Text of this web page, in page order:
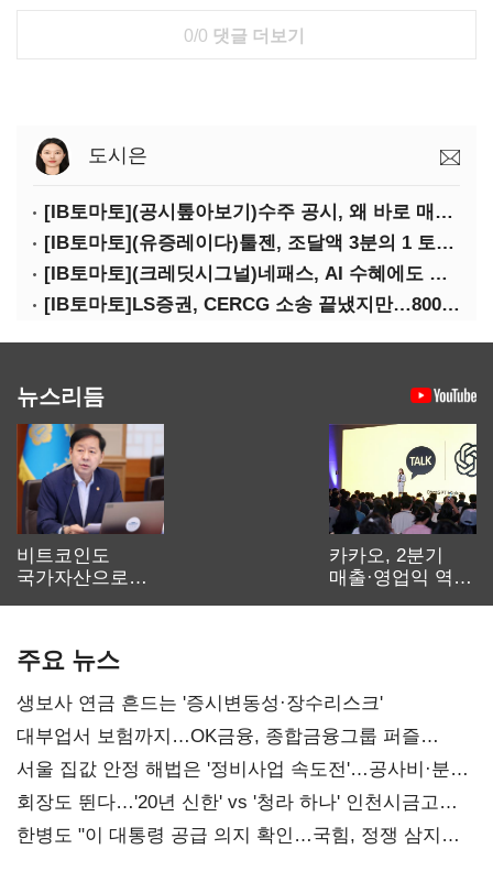
0/0 댓글 더보기
도시은
[IB토마토](공시톺아보기)수주 공시, 왜 바로 매출로 잡히지 않을까
[IB토마토](유증레이다)툴젠, 조달액 3분의 1 토막…특허소송 비용부터 챙긴다
[IB토마토](크레딧시그널)네패스, AI 수혜에도 레버리지 부담 여전
[IB토마토]LS증권, CERCG 소송 끝냈지만…800억 PF 소송은 미충당
뉴스리듬
비트코인도
국가자산으로…'
카카오, 2분기
매출·영업익 역대
주요 뉴스
생보사 연금 흔드는 '증시변동성·장수리스크'
대부업서 보험까지…OK금융, 종합금융그룹 퍼즐
맞춘다
서울 집값 안정 해법은 '정비사업 속도전'…공사비·분쟁
해소도 과제
회장도 뛴다…'20년 신한' vs '청라 하나' 인천시금고
정면승부
한병도 "이 대통령 공급 의지 확인…국힘, 정쟁 삼지